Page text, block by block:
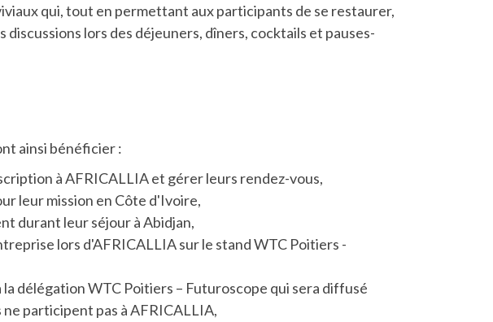
qui, tout en permettant aux participants de se restaurer,
lors des déjeuners, dîners, cocktails et pauses-
ainsi bénéficier :
à AFRICALLIA et gérer leurs rendez-vous,
leur mission en Côte d'Ivoire,
durant leur séjour à Abidjan,
lors d'AFRICALLIA sur le stand WTC Poitiers -
délégation WTC Poitiers – Futuroscope qui sera diffusé
participent pas à AFRICALLIA,